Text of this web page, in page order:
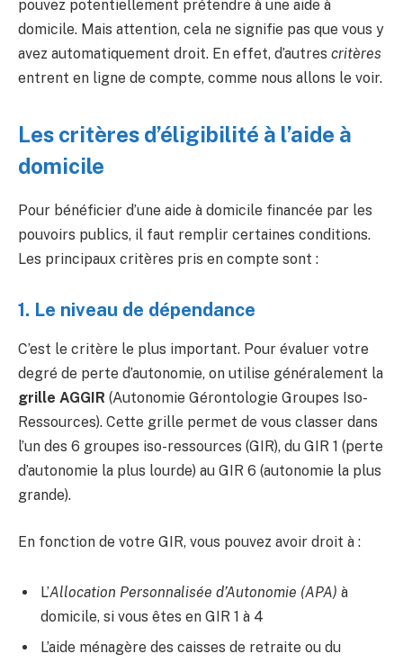
pouvez potentiellement prétendre à une aide à
domicile. Mais attention, cela ne signifie pas que vous y
avez automatiquement droit. En effet, d’autres critères
entrent en ligne de compte, comme nous allons le voir.
Les critères d’éligibilité à l’aide à
domicile
Pour bénéficier d’une aide à domicile financée par les
pouvoirs publics, il faut remplir certaines conditions.
Les principaux critères pris en compte sont :
1. Le niveau de dépendance
C’est le critère le plus important. Pour évaluer votre
degré de perte d’autonomie, on utilise généralement la
grille AGGIR (Autonomie Gérontologie Groupes Iso-
Ressources). Cette grille permet de vous classer dans
l’un des 6 groupes iso-ressources (GIR), du GIR 1 (perte
d’autonomie la plus lourde) au GIR 6 (autonomie la plus
grande).
En fonction de votre GIR, vous pouvez avoir droit à :
L’Allocation Personnalisée d’Autonomie (APA) à
domicile, si vous êtes en GIR 1 à 4
L’aide ménagère des caisses de retraite ou du